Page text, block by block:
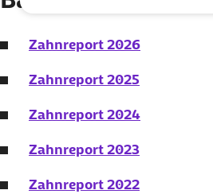
Zahnreport 2026
Zahnreport 2025
Zahnreport 2024
Zahnreport 2023
Zahnreport 2022